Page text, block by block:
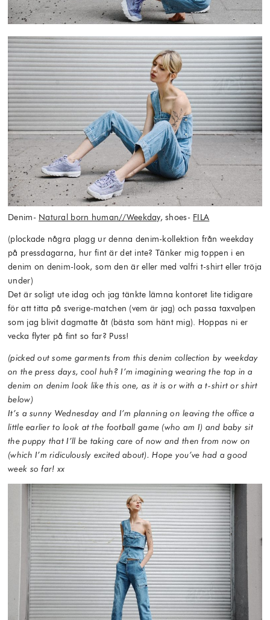
Denim- Natural born human//Weekday, shoes- FILA
(plockade några plagg ur denna denim-kollektion från weekday
på pressdagarna, hur fint är det inte? Tänker mig toppen i en
denim on denim-look, som den är eller med valfri t-shirt eller tröja
under)
Det är soligt ute idag och jag tänkte lämna kontoret lite tidigare
för att titta på sverige-matchen (vem är jag) och passa taxvalpen
som jag blivit dagmatte åt (bästa som hänt mig). Hoppas ni er
vecka flyter på fint so far? Puss!
(picked out some garments from this denim collection by weekday
on the press days, cool huh? I’m imagining wearing the top in a
denim on denim look like this one, as it is or with a t-shirt or shirt
below)
It’s a sunny Wednesday and I’m planning on leaving the office a
little earlier to look at the football game (who am I) and baby sit
the puppy that I’ll be taking care of now and then from now on
(which I’m ridiculously excited about). Hope you’ve had a good
week so far! xx